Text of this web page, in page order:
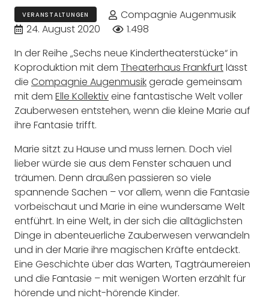
VERANSTALTUNGEN
Compagnie Augenmusik
24. August 2020
1.498
In der Reihe „Sechs neue Kindertheaterstücke“ in
Koproduktion mit dem Theaterhaus Frankfurtlässt
die Compagnie Augenmusikgerade gemeinsam
mit dem Elle Kollektiveine fantastische Welt voller
Zauberwesen entstehen, wenn die kleine Marie auf
ihre Fantasie trifft.
Marie sitzt zu Hause und muss lernen. Doch viel
lieber würde sie aus dem Fenster schauen und
träumen. Denn draußen passieren so viele
spannende Sachen – vor allem, wenn die Fantasie
vorbeischaut und Marie in eine wundersame Welt
entführt. In eine Welt, in der sich die alltäglichsten
Dinge in abenteuerliche Zauberwesen verwandeln
und in der Marie ihre magischen Kräfte entdeckt.
Eine Geschichte über das Warten, Tagträumereien
und die Fantasie – mit wenigen Worten erzählt für
hörende und nicht-hörende Kinder.